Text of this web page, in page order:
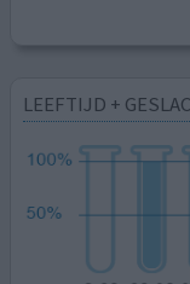
LEEFTIJD +